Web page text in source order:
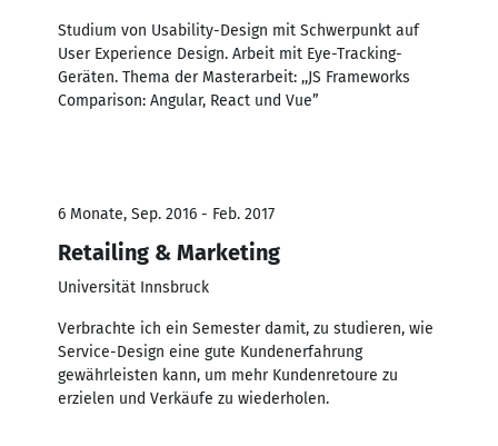
Studium von Usability-Design mit Schwerpunkt auf
User Experience Design. Arbeit mit Eye-Tracking-
Geräten. Thema der Masterarbeit: ,,JS Frameworks
Comparison: Angular, React und Vue”
6 Monate, Sep. 2016 - Feb. 2017
Retailing & Marketing
Universität Innsbruck
Verbrachte ich ein Semester damit, zu studieren, wie
Service-Design eine gute Kundenerfahrung
gewährleisten kann, um mehr Kundenretoure zu
erzielen und Verkäufe zu wiederholen.